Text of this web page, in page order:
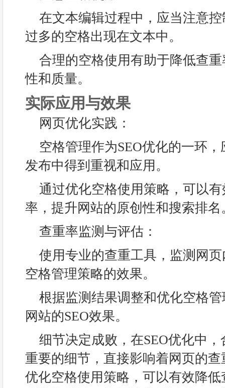
在文本编辑过程中，应当注意
过多的空格出现在文本中。
合理的空格使用有助于降低查
性和质量。
实际应用与效果
网页优化实践：
空格管理作为SEO优化的一环
发布中得到重视和应用。
通过优化空格使用策略，可以
率，提升网站的原创性和搜索排名
查重率监测与评估：
使用专业的查重工具，监测网
空格管理策略的效果。
根据监测结果调整和优化空格
网站的SEO效果。
细节决定成败，在SEO优化中
重要的细节，直接影响着网页的
优化空格使用策略，可以有效降